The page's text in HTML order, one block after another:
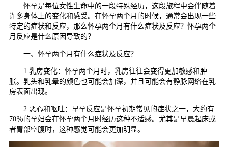
怀孕是每位女性生命中的一段特殊经历，这段旅程中会伴随着
许多身体上的变化和感受。在怀孕两个月的时候，通常会出现一些
特定的症状和反应，那么怀孕两个月有什么症状及反应？怀孕两个
月反应是什么原因导致的？
一、怀孕两个月有什么症状及反应？
1.乳房变化：怀孕两个月时，乳房往往会变得更加敏感和肿
胀。乳头和乳晕的颜色也可能会加深，并且可能会有静脉网络在乳
房表面出现。
2.恶心和呕吐：早孕反应是怀孕初期常见的症状之一，大约有
70％的孕妇会在怀孕两个月时经历这种不适感。尤其是早晨起床或
者胃部空腹时，这种感觉可能会更加明显。